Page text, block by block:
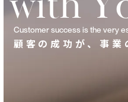
Customer success is the very
顧客の成功が、事業